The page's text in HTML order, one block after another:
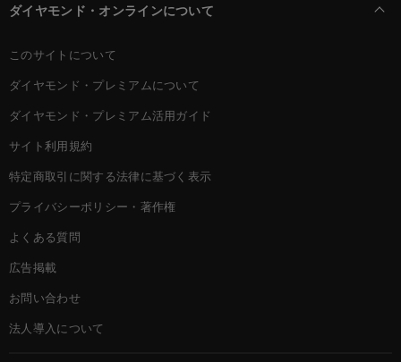
ダイヤモンド・オンラインについて
このサイトについて
ダイヤモンド・プレミアムについて
ダイヤモンド・プレミアム活用ガイド
サイト利用規約
特定商取引に関する法律に基づく表示
プライバシーポリシー・著作権
よくある質問
広告掲載
お問い合わせ
法人導入について